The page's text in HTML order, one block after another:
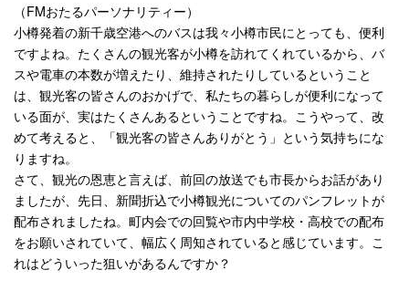
（FMおたるパーソナリティー）
小樽発着の新千歳空港へのバスは我々小樽市民にとっても、便利
ですよね。たくさんの観光客が小樽を訪れてくれているから、バ
スや電車の本数が増えたり、維持されたりしているということ
は、観光客の皆さんのおかげで、私たちの暮らしが便利になって
いる面が、実はたくさんあるということですね。こうやって、改
めて考えると、「観光客の皆さんありがとう」という気持ちにな
りますね。
さて、観光の恩恵と言えば、前回の放送でも市長からお話があり
ましたが、先日、新聞折込で小樽観光についてのパンフレットが
配布されましたね。町内会での回覧や市内中学校・高校での配布
をお願いされていて、幅広く周知されていると感じています。こ
れはどういった狙いがあるんですか？